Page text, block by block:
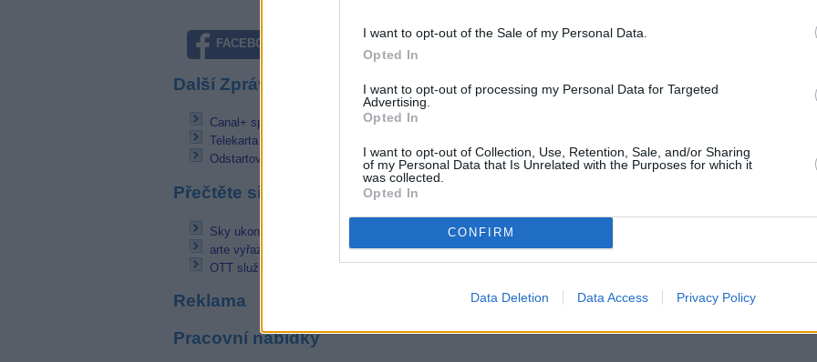
I want to opt-out of the Sale of my Personal Data.
Opted In
I want to opt-out of processing my Personal Data for Targeted
Advertising.
Opted In
I want to opt-out of Collection, Use, Retention, Sale, and/or Sharing
of my Personal Data that Is Unrelated with the Purposes for which it
was collected.
Opted In
CONFIRM
Data Deletion Data Access Privacy Policy
FACEBOOK
Další Zprávičky
Canal+ spustí DTH službu v Etiopii z Eutelsatu 7C
Telekarta má přes 3 miliony abonentů
Odstartovala FTA stanice Persiana Comedy
Přečtěte si také
Sky ukončí provoz OTT služby ve Španělsku
arte vyřazena z nabídky Lepší TV
OTT služba Zapni.tv ukončila činnost
Reklama
Pracovní nabídky